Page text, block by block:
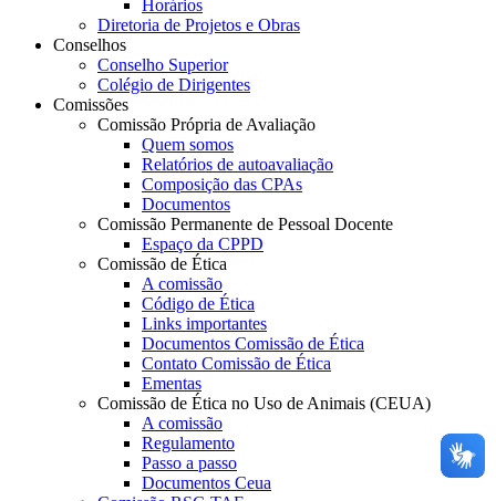
Horários
Diretoria de Projetos e Obras
Conselhos
Conselho Superior
Colégio de Dirigentes
Comissões
Comissão Própria de Avaliação
Quem somos
Relatórios de autoavaliação
Composição das CPAs
Documentos
Comissão Permanente de Pessoal Docente
Espaço da CPPD
Comissão de Ética
A comissão
Código de Ética
Links importantes
Documentos Comissão de Ética
Contato Comissão de Ética
Ementas
Comissão de Ética no Uso de Animais (CEUA)
A comissão
Regulamento
Passo a passo
Documentos Ceua